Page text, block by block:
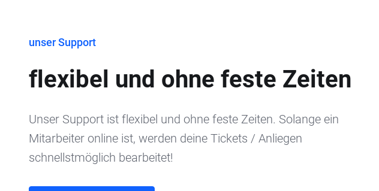
unser Support
flexibel und ohne feste Zeiten
Unser Support ist flexibel und ohne feste Zeiten. Solange ein
Mitarbeiter online ist, werden deine Tickets / Anliegen
schnellstmöglich bearbeitet!